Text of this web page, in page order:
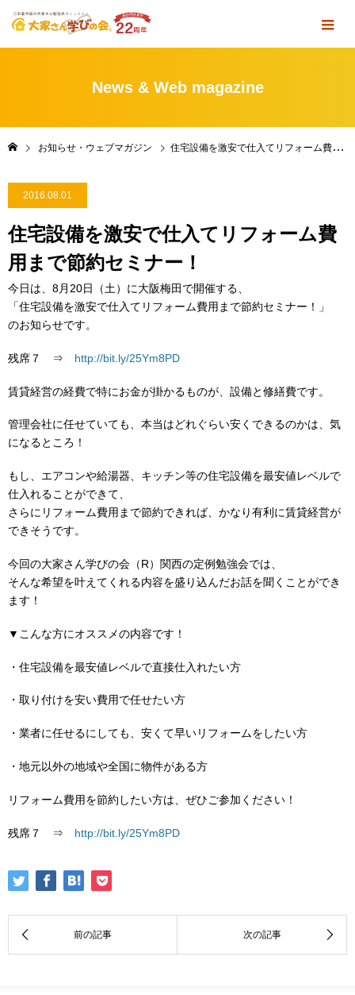
News & Web magazine
お知らせ・ウェブマガジン 住宅設備を激安で仕入てリフォーム費用まで節約セミナー！
2016.08.01
住宅設備を激安で仕入てリフォーム費
用まで節約セミナー！
今日は、8月20日（土）に大阪梅田で開催する、
「住宅設備を激安で仕入てリフォーム費用まで節約セミナー！」
のお知らせです。
残席７ ⇒ http://bit.ly/25Ym8PD
賃貸経営の経費で特にお金が掛かるものが、設備と修繕費です。
管理会社に任せていても、本当はどれぐらい安くできるのかは、気
になるところ！
もし、エアコンや給湯器、キッチン等の住宅設備を最安値レベルで
仕入れることができて、
さらにリフォーム費用まで節約できれば、かなり有利に賃貸経営が
できそうです。
今回の大家さん学びの会（R）関西の定例勉強会では、
そんな希望を叶えてくれる内容を盛り込んだお話を聞くことができ
ます！
▼こんな方にオススメの内容です！
・住宅設備を最安値レベルで直接仕入れたい方
・取り付けを安い費用で任せたい方
・業者に任せるにしても、安くて早いリフォームをしたい方
・地元以外の地域や全国に物件がある方
リフォーム費用を節約したい方は、ぜひご参加ください！
残席７ ⇒ http://bit.ly/25Ym8PD